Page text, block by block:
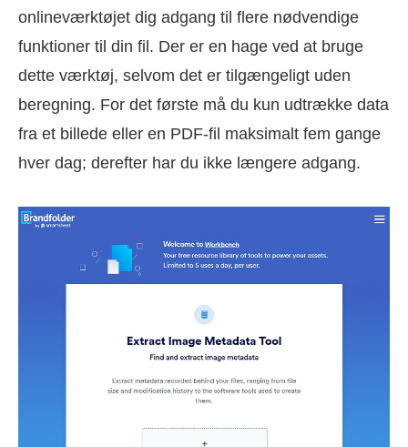
onlineværktøjet dig adgang til flere nødvendige
funktioner til din fil. Der er en hage ved at bruge
dette værktøj, selvom det er tilgængeligt uden
beregning. For det første må du kun udtrække data
fra et billede eller en PDF-fil maksimalt fem gange
hver dag; derefter har du ikke længere adgang.